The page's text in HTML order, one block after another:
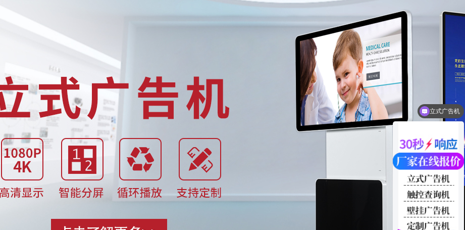
壁挂广告机